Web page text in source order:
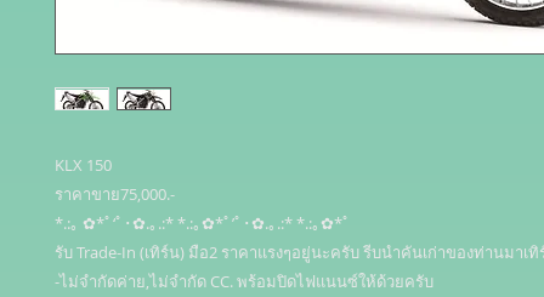
KLX 150
ราคาขาย75,000.-
*.:｡ ✿*ﾟ‘ﾟ･✿.｡.:* *.:｡✿*ﾟ’ﾟ･✿.｡.:* *.:｡✿*ﾟ
รับ Trade-In (เทิร์น) มือ2 ราคาแรงๆอยู่นะครับ รีบนำคันเก่าของท่านมาเ
-ไม่จำกัดค่าย,ไม่จำกัด CC. พร้อมปิดไฟแนนซ์ให้ด้วยครับ